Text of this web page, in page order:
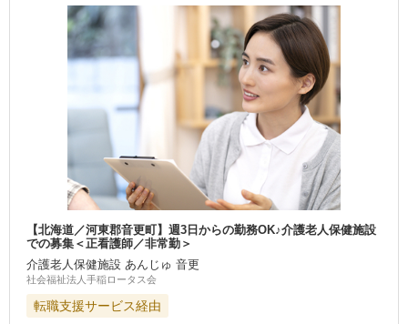
【北海道／河東郡音更町】週3日からの勤務OK♪介護老人保健施設
での募集＜正看護師／非常勤＞
介護老人保健施設 あんじゅ 音更
社会福祉法人手稲ロータス会
転職支援サービス経由